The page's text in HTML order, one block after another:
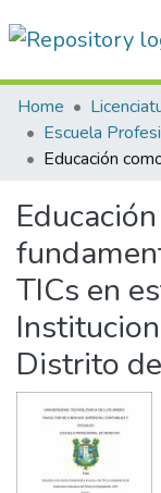
Communities &
All of DSpace
Normativas
Home
TICs en
Distrito